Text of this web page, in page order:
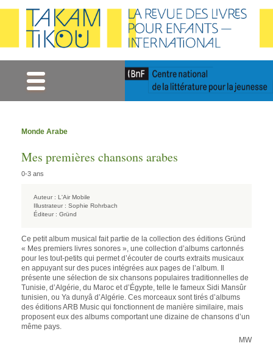
Monde Arabe
Mes premières chansons arabes
0-3 ans
Auteur : L'Air Mobile
Illustrateur : Sophie Rohrbach
Éditeur : Gründ
Ce petit album musical fait partie de la collection des éditions Gründ
« Mes premiers livres sonores », une collection d’albums cartonnés
pour les tout-petits qui permet d’écouter de courts extraits musicaux
en appuyant sur des puces intégrées aux pages de l’album. Il
présente une sélection de six chansons populaires traditionnelles de
Tunisie, d’Algérie, du Maroc et d’Égypte, telle le fameux Sidi Mansûr
tunisien, ou Ya dunyâ d’Algérie. Ces morceaux sont tirés d’albums
des éditions ARB Music qui fonctionnent de manière similaire, mais
proposent eux des albums comportant une dizaine de chansons d’un
même pays.
MW